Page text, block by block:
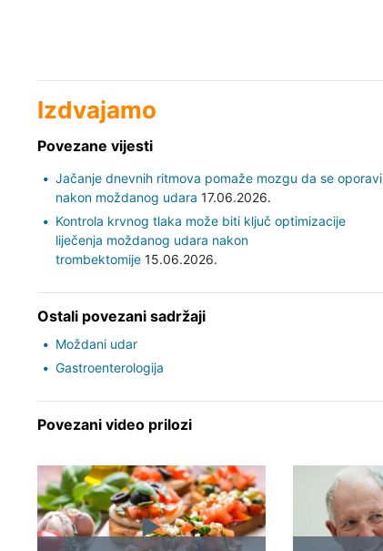
Izdvajamo
Povezane vijesti
Jačanje dnevnih ritmova pomaže mozgu da se oporavi
nakon moždanog udara 17.06.2026.
Kontrola krvnog tlaka može biti ključ optimizacije
liječenja moždanog udara nakon
trombektomije15.06.2026.
Ostali povezani sadržaji
Moždani udar
Gastroenterologija
Povezani video prilozi